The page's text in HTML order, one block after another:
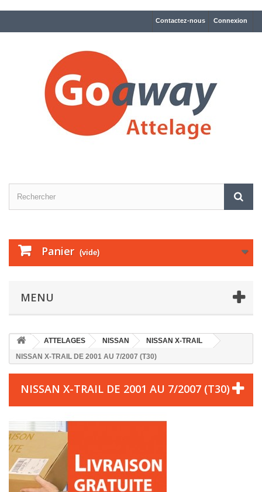
Connexion
Contactez-nous
Panier (vide)
MENU
ATTELAGES NISSAN
NISSAN X-TRAIL
NISSAN X-TRAIL DE 2001 AU 7/2007 (T30)
NISSAN X-TRAIL DE 2001 AU 7/2007 (T30)